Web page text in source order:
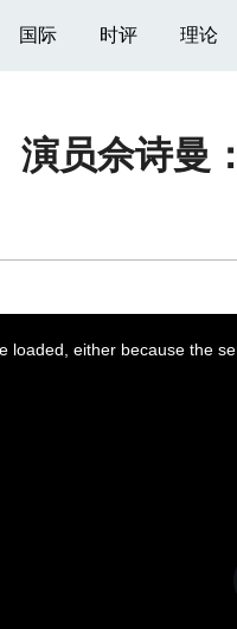
国际 时评 理论
演员佘诗曼
loaded, either because the